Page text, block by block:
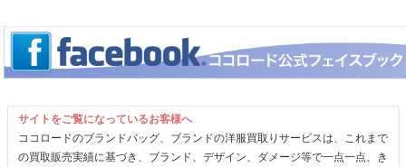
サイトをご覧になっているお客様へ
ココロードのブランドバッグ、ブランドの洋服買取りサービスは、これまで
の買取販売実績に基づき、ブランド、デザイン、ダメージ等で一点一点、き